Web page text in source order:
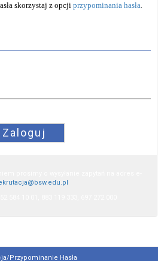
skorzystaj z opcji przypominania hasła.
Zaloguj
przypominanie Hasła